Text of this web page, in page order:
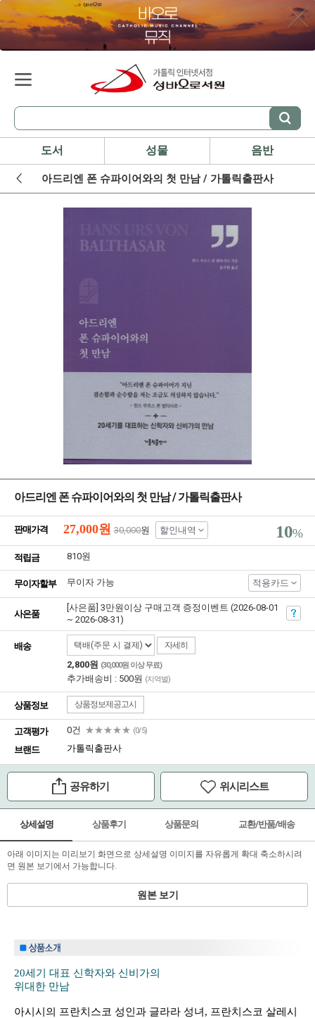
도서 성물 음반
아드리엔 폰 슈파이어와의 첫 만남 / 가톨릭출판사
아드리엔 폰 슈파이어와의 첫 만남 / 가톨릭출판사
판매가격 27,000원 30,000원 할인내역 10%
적립금 810원
무이자할부 무이자 가능 적용카드
사은품
[사은품] 3만원이상 구매고객 증정이벤트 (2026-08-01
~ 2026-08-31)
배송 자세히
2,800원 (30,000원 이상 무료)
추가배송비 : 500원 (지역별)
상품정보 상품정보제공고시
고객평가 0건 ★★★★★ (0/5)
브랜드 가톨릭출판사
공유하기 위시리스트
상세설명 상품후기 상품문의 교환/반품/배송
아래 이미지는 미리보기 화면으로 상세설명 이미지를 자유롭게 확대 축소하시려
면 원본 보기에서 가능합니다.
원본 보기
20세기 대표 신학자와 신비가의
위대한 만남
아시시의 프란치스코 성인과 글라라 성녀, 프란치스코 살레시